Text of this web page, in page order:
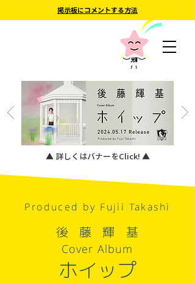
掲示板にコメントする方法
▲ 詳しくはバナーをClick! ▲
Produced by Fujii Takashi
後藤輝基
Cover Album
ホイップ